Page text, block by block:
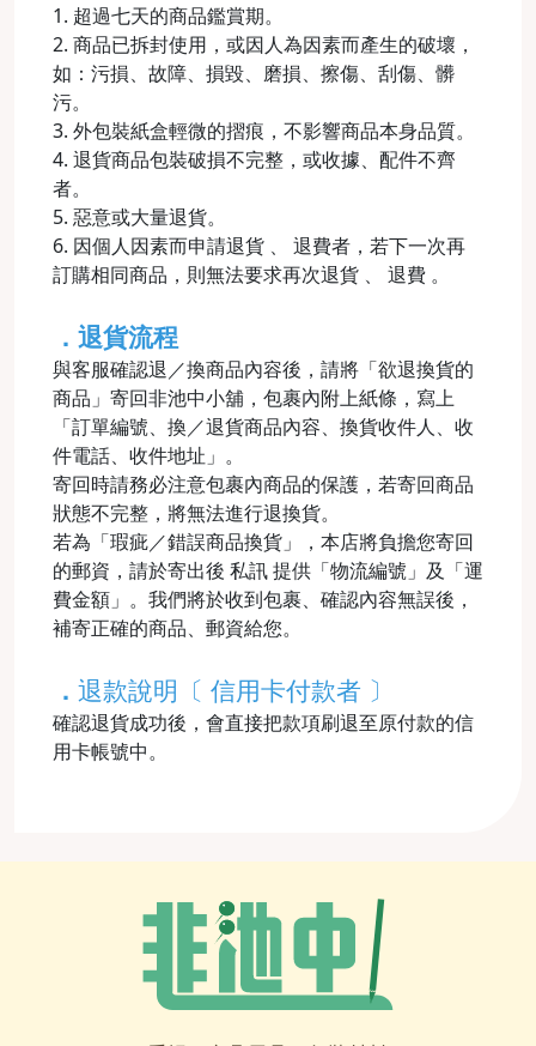
1. 超過七天的商品鑑賞期。
2. 商品已拆封使用，或因人為因素而產生的破壞，
如：污損、故障、損毀、磨損、擦傷、刮傷、髒
污。
3. 外包裝紙盒輕微的摺痕，不影響商品本身品質。
4. 退貨商品包裝破損不完整，或收據、配件不齊
者。
5. 惡意或大量退貨。
6. 因個人因素而申請退貨 、 退費者，若下一次再
訂購相同商品，則無法要求再次退貨 、 退費 。
．退貨流程
與客服確認退／換商品內容後，請將「欲退換貨的
商品」寄回非池中小舖，包裹內附上紙條，寫上
「訂單編號、換／退貨商品內容、換貨收件人、收
件電話、收件地址」。
寄回時請務必注意包裹內商品的保護，若寄回商品
狀態不完整，將無法進行退換貨。
若為「瑕疵／錯誤商品換貨」，本店將負擔您寄回
的郵資，請於寄出後 私訊 提供「物流編號」及「運
費金額」。我們將於收到包裹、確認內容無誤後，
補寄正確的商品、郵資給您。
． 退款說明〔 信用卡付款者 〕
確認退貨成功後，會直接把款項刷退至原付款的信
用卡帳號中。